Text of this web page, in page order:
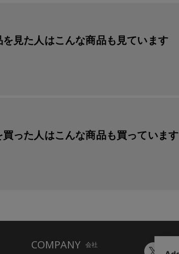
を見た人はこんな商品も見ています
買った人はこんな商品も買っています
COMPANY 会社